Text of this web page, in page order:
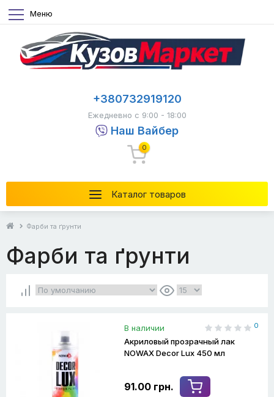
Меню
Каталог товаров
+380732919120
Ежедневно с 9:00 - 18:00
Наш Вайбер
0
Фарби та ґрунти
Фарби та ґрунти
В наличии 0
Акриловый прозрачный лак
NOWAX Decor Lux 450 мл
91.00 грн.